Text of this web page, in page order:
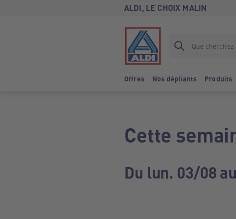
ALDI, LE CHOIX MALIN
Offres Nos dépliants Produits
Cette
Du lun. 03/08